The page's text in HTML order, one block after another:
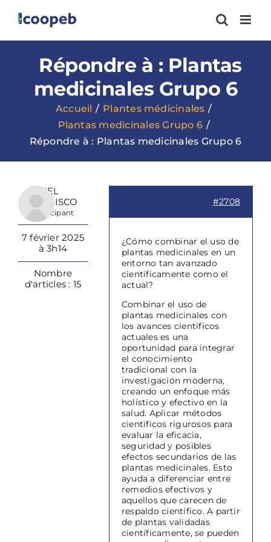
contenu
Répondre à : Plantas
medicinales Grupo 6
Accueil
Plantes médicinales
Plantas medicinales Grupo 6
Répondre à : Plantas medicinales Grupo 6
NEL
FRANCISCO
Participant
7 février 2025
à 3h14
Nombre
d'articles : 15
#2708
¿Cómo combinar el uso de
plantas medicinales en un
entorno tan avanzado
científicamente como el
actual?
Combinar el uso de
plantas medicinales con
los avances científicos
actuales es una
oportunidad para integrar
el conocimiento
tradicional con la
investigación moderna,
creando un enfoque más
holístico y efectivo en la
salud. Aplicar métodos
científicos rigurosos para
evaluar la eficacia,
seguridad y posibles
efectos secundarios de las
plantas medicinales. Esto
ayuda a diferenciar entre
remedios efectivos y
aquellos que carecen de
respaldo científico. A partir
de plantas validadas
científicamente, se pueden